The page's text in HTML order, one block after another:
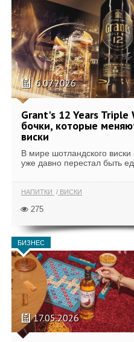
6.07.2026
Grant's 12 Years Triple
бочки, которые
виски
В мире шотландского виски
уже давно перестал быть
НАПИТКИ ВИСКИ
275
БИЗНЕС
17.05.2026